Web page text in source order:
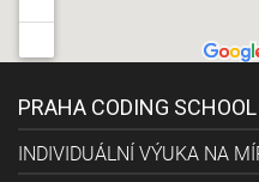
PRAHA CODING SCHOOL
INDIVIDUÁLNÍ VÝUKA NA